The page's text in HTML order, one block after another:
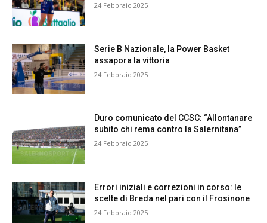
24 Febbraio 2025
Serie B Nazionale, la Power Basket
assapora la vittoria
24 Febbraio 2025
Duro comunicato del CCSC: “Allontanare
subito chi rema contro la Salernitana”
24 Febbraio 2025
Errori iniziali e correzioni in corso: le
scelte di Breda nel pari con il Frosinone
24 Febbraio 2025